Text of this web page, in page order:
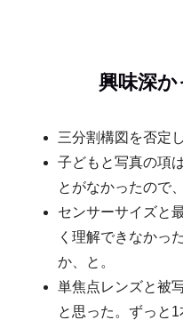
興味深
三分割構図を否定
子どもと写真の項
とがなかったので
センサーサイズと
く理解できなかっ
か、と。
単焦点レンズと被
と思った。ずっと